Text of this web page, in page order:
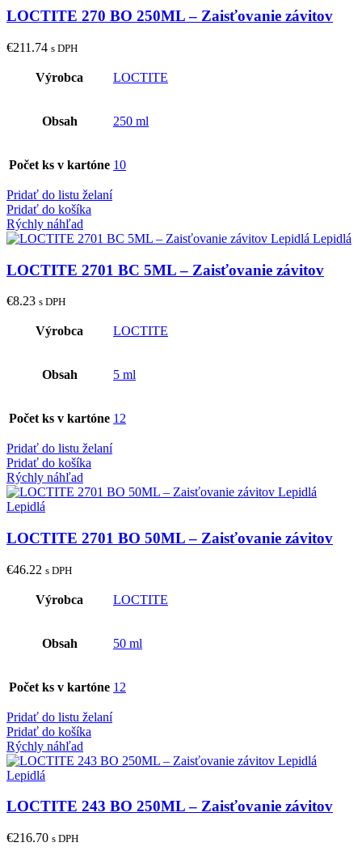
LOCTITE 270 BO 250ML – Zaisťovanie závitov
€211.74 s DPH
Výrobca LOCTITE
Obsah 250 ml
Počet ks v kartóne 10
Pridať do listu želaní
Pridať do košíka
Rýchly náhľad
LOCTITE 2701 BC 5ML – Zaisťovanie závitov
€8.23 s DPH
Výrobca LOCTITE
Obsah 5 ml
Počet ks v kartóne 12
Pridať do listu želaní
Pridať do košíka
Rýchly náhľad
LOCTITE 2701 BO 50ML – Zaisťovanie závitov
€46.22 s DPH
Výrobca LOCTITE
Obsah 50 ml
Počet ks v kartóne 12
Pridať do listu želaní
Pridať do košíka
Rýchly náhľad
LOCTITE 243 BO 250ML – Zaisťovanie závitov
€216.70 s DPH